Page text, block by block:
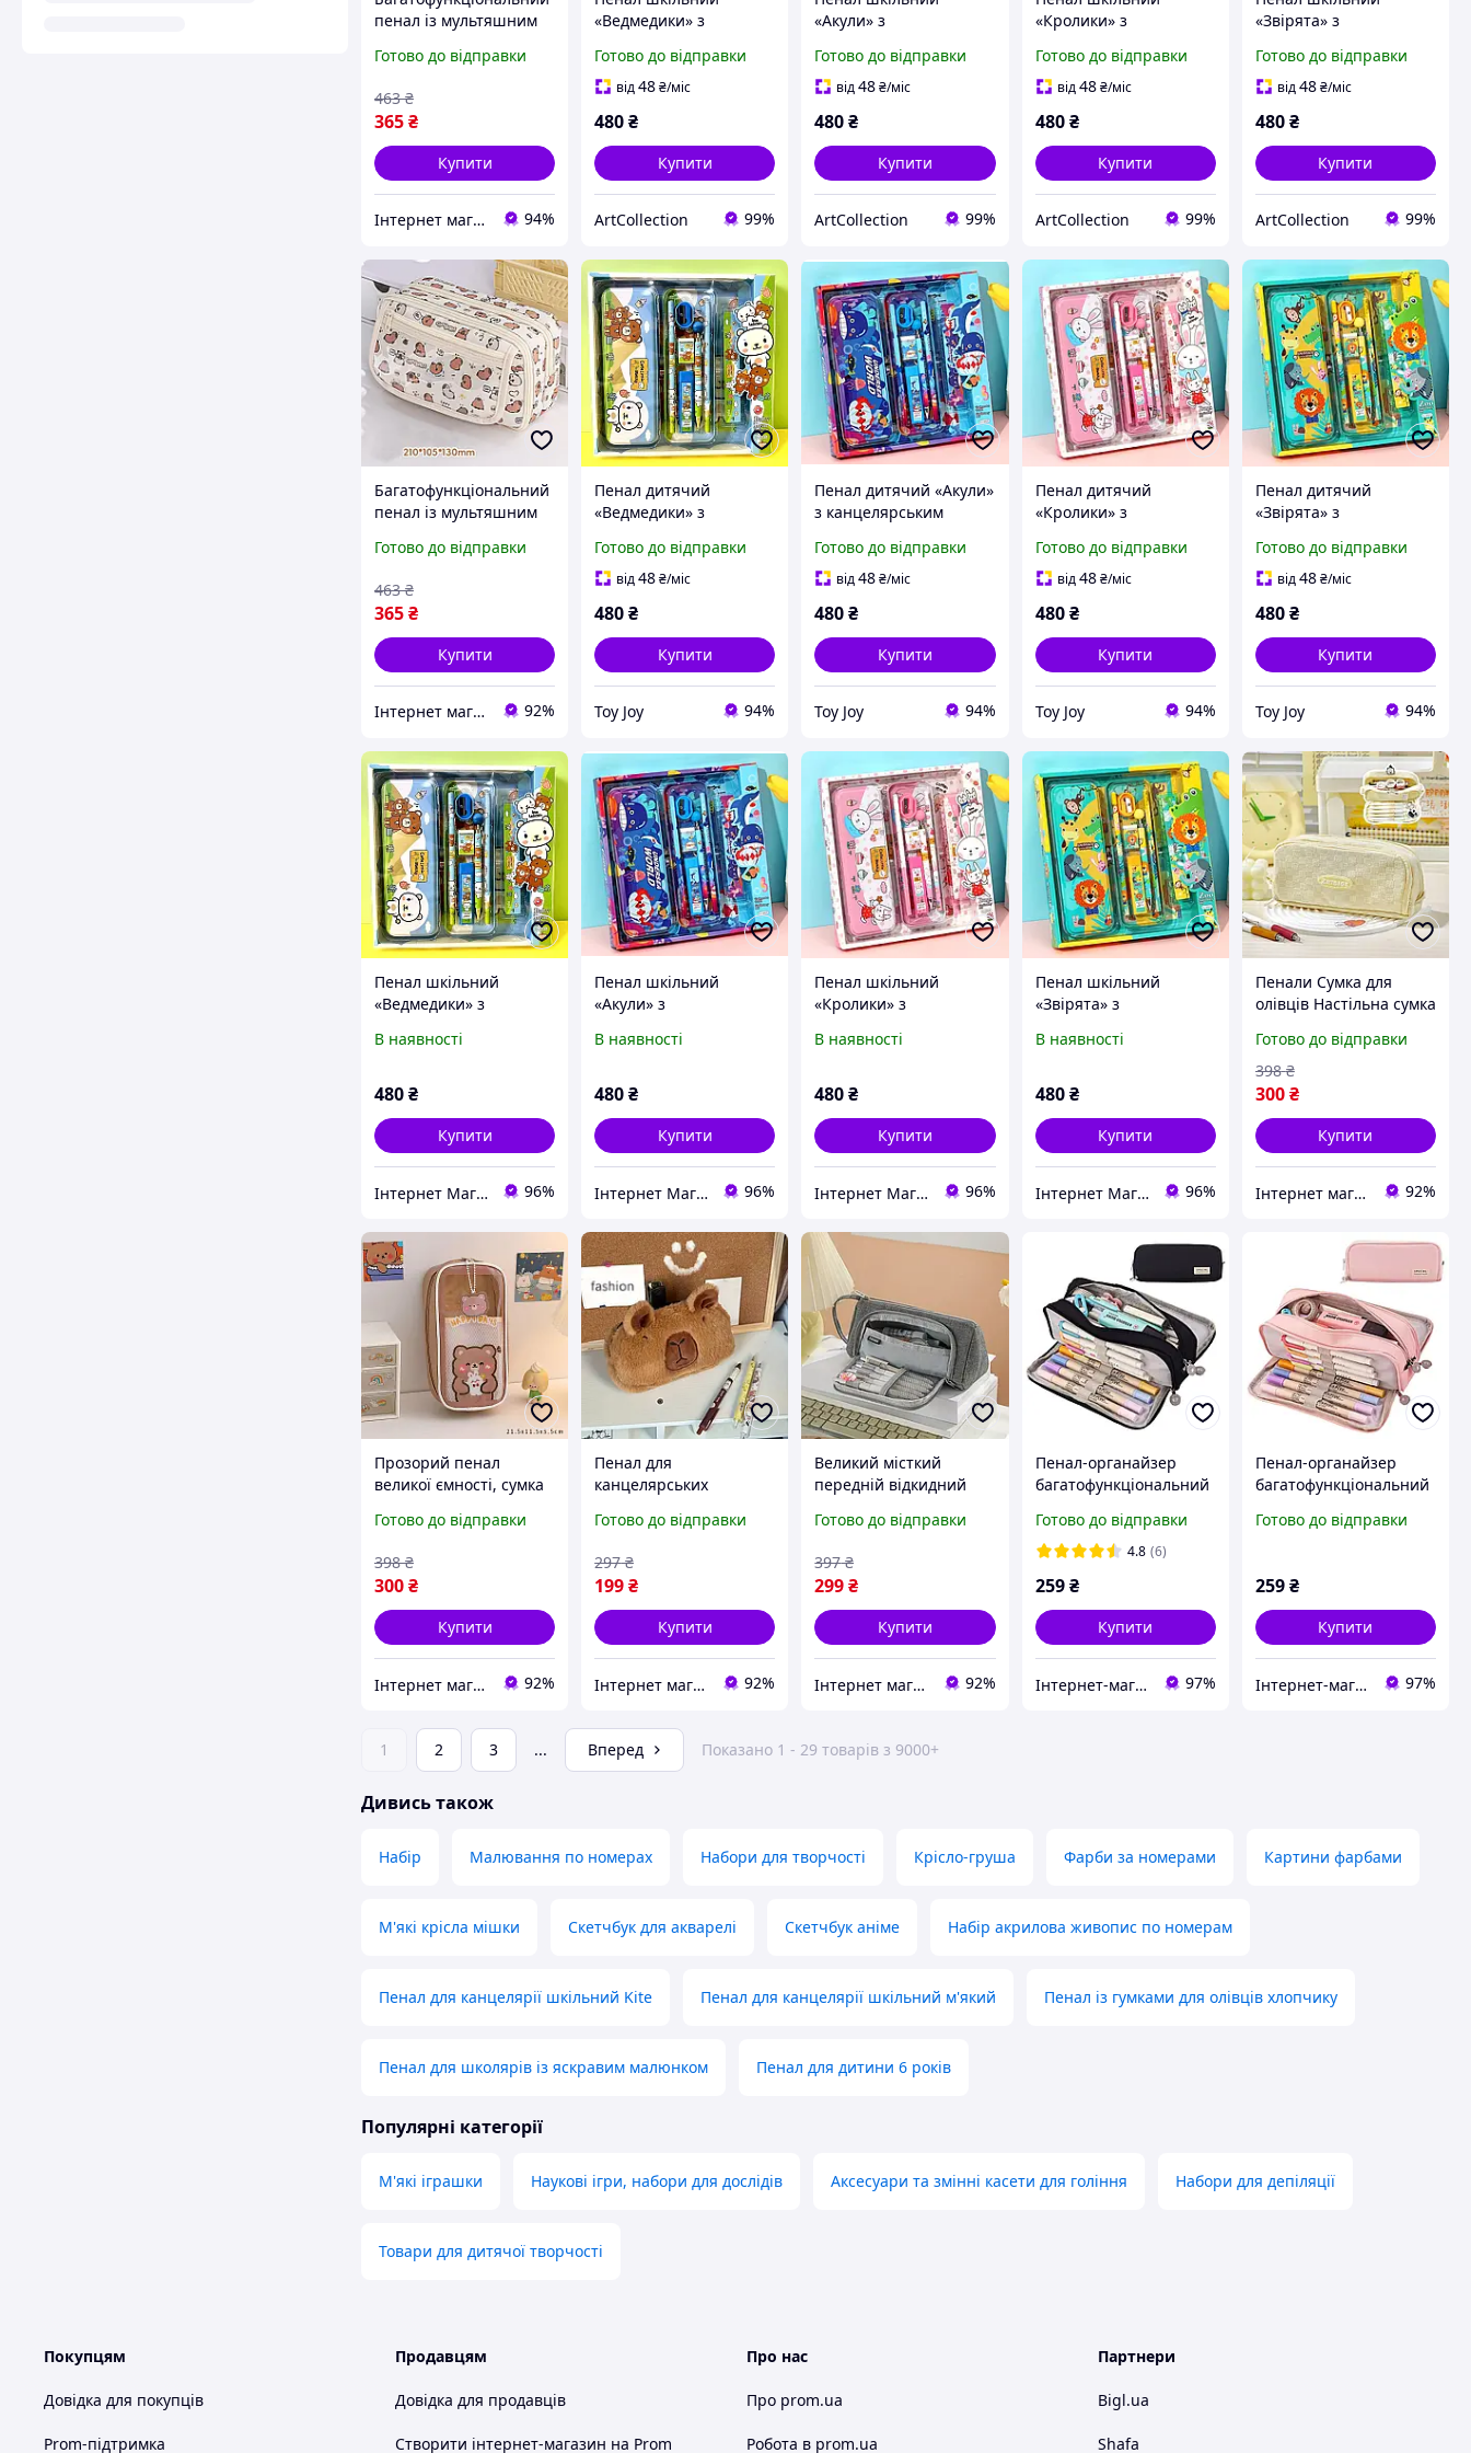
пенал із мультяшним
зберігання
сумка для ручок,
Готово до відправки
365₴
463 ₴
Купити
Інтернет магазин Mobizoo 94%
«Ведмедики» з
приладдям для школи
в комплекті
Готово до відправки
від48₴/міс
480₴
Купити
ArtСollection 99%
«Акули» з
приладдям для школи
в комплекті
Готово до відправки
від48₴/міс
480₴
Купити
ArtСollection 99%
«Кролики» з
приладдям для школи
в комплекті
Готово до відправки
від48 ₴/міс
480 ₴
Купити
ArtСollection 99%
«Звірята» з
приладдям для школи
в комплекті
Готово до відправки
від48₴/міс
480₴
Купити
ArtСollection 99%
Багатофункціональний
пенал із мультяшним
зберігання
сумка для ручок,
Готово до відправки
365₴
463 ₴
Купити
Інтернет магазин S-Pool 92%
Пенал дитячий
«Ведмедики» з
приладдям для школи
в комплекті
Готово до відправки
від48₴/міс
480₴
Купити
Toy Joy 94%
Пенал дитячий «Акули»
з канцелярським
в комплекті
Готово до відправки
від48₴/міс
480₴
Купити
Toy Joy 94%
Пенал дитячий
«Кролики» з
приладдям для школи
в комплекті
Готово до відправки
від48 ₴/міс
480 ₴
Купити
Toy Joy 94%
Пенал дитячий
«Звірята» з
приладдям для школи
в комплекті
Готово до відправки
від48₴/міс
480₴
Купити
Toy Joy 94%
Пенал шкільний
«Ведмедики» з
приладдям для школи
В наявності
480₴
Купити
Інтернет Магазин "Tano" 96%
Пенал шкільний
«Акули» з
приладдям для школи
В наявності
480₴
Купити
Інтернет Магазин "Tano" 96%
Пенал шкільний
«Кролики» з
приладдям для школи
В наявності
480₴
Купити
Інтернет Магазин "Tano" 96%
Пенал шкільний
«Звірята» з
приладдям для школи
В наявності
480 ₴
Купити
Інтернет Магазин "Tano" 96%
Пенали Сумка для
олівців Настільна сумка
Тримач для
канцелярських товарів
Сумка для макія
Готово до відправки
300₴
398 ₴
Купити
Інтернет магазин S-Pool 92%
Прозорий пенал
великої ємності, сумка
для школярів,
Ведмедик-зайчи
Готово до відправки
300₴
398 ₴
Купити
Інтернет магазин S-Pool 92%
Пенал для
канцелярських
великою місткістю -
прозорий пенал для
шкільно
Готово до відправки
199₴
297 ₴
Купити
Інтернет магазин S-Pool 92%
Великий місткий
передній відкидний
органайзер для
приладдя
Готово до відправки
299₴
397 ₴
Купити
Інтернет магазин S-Pool 92%
Пенал-органайзер
багатофункціональний
студентів, офісу з
тримачами для ручок і
03)
Готово до відправки
4.8 (6)
259 ₴
Купити
Інтернет-магазин "4buy" 97%
Пенал-органайзер
багатофункціональний
студентів, офісу з
(PB-04)
Готово до відправки
259₴
Купити
Інтернет-магазин "4buy" 97%
1 2 3 ... Вперед Показано 1 - 29 товарів з 9000+
Дивись також
Набір Малювання по номерах Набори для творчості Крісло-груша Фарби за номерами Картини фарбами
М'які крісла мішки Скетчбук для акварелі Скетчбук аніме Набір акрилова живопис по номерам
Пенал для канцелярії шкільний Kite Пенал для канцелярії шкільний м'який Пенал із гумками для олівців хлопчику
Пенал для школярів із яскравим малюнком Пенал для дитини 6 років
Популярні категорії
М'які іграшки Наукові ігри, набори для дослідів Аксесуари та змінні касети для гоління Набори для депіляції
Товари для дитячої творчості
Покупцям
Довідка для покупців
Prom-підтримка
Продавцям
Довідка для продавців
Створити інтернет-магазин на Prom
Про нас
Про prom.ua
Робота в prom.ua
Партнери
Bigl.ua
Shafa